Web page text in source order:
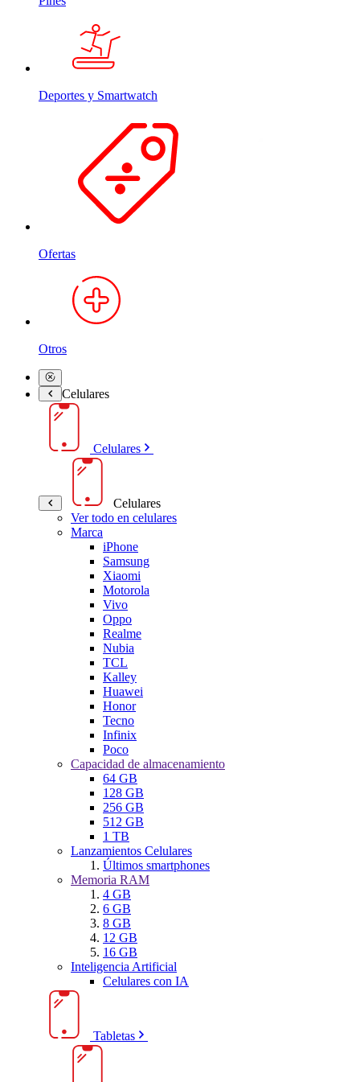
Deportes y Smartwatch
Ofertas
Otros
Celulares
Celulares
Celulares
Ver todo en celulares
Marca
iPhone
Samsung
Xiaomi
Motorola
Vivo
Oppo
Realme
Nubia
TCL
Kalley
Huawei
Honor
Tecno
Infinix
Poco
Capacidad de almacenamiento
64 GB
128 GB
256 GB
512 GB
1 TB
Lanzamientos Celulares
Últimos smartphones
Memoria RAM
4 GB
6 GB
8 GB
12 GB
16 GB
Inteligencia Artificial
Celulares con IA
Tabletas